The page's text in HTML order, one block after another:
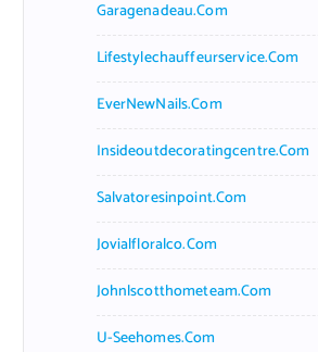
Garagenadeau.com
Lifestylechauffeurservice.com
EverNewNails.com
Insideoutdecoratingcentre.com
Salvatoresinpoint.com
Jovialfloralco.com
Johnlscotthometeam.com
U-Seehomes.com